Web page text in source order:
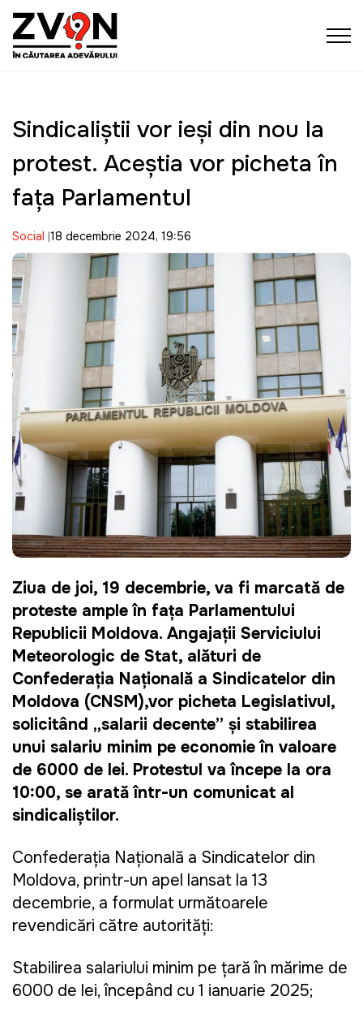
Sindicaliștii vor ieși din nou la
protest. Aceștia vor picheta în
fața Parlamentul
Social 18 decembrie 2024, 19:56
Ziua de joi, 19 decembrie, va fi marcată de
proteste ample în fața Parlamentului
Republicii Moldova. Angajații Serviciului
Meteorologic de Stat, alături de
Confederația Națională a Sindicatelor din
Moldova (CNSM),vor picheta Legislativul,
solicitând „salarii decente” și stabilirea
unui salariu minim pe economie în valoare
de 6000 de lei. Protestul va începe la ora
10:00, se arată într-un comunicat al
sindicaliștilor.
Confederația Națională a Sindicatelor din
Moldova, printr-un apel lansat la 13
decembrie, a formulat următoarele
revendicări către autorități:
Stabilirea salariului minim pe țară în mărime de
6000 de lei, începând cu 1 ianuarie 2025;